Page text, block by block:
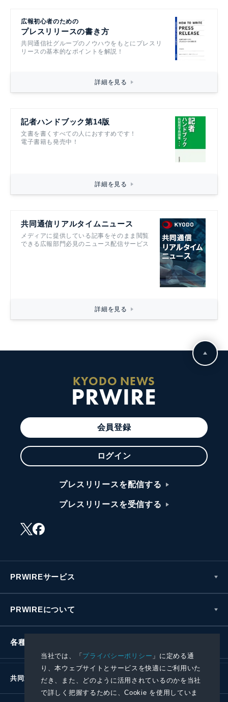
当社では、「プライバシーポリシー 」に定める通
り、本ウェブサイトとサービスを快適にご利用いた
だき、また、どのように活用されているのかを当社
で詳しく把握するために、Cookie を使用していま
広報初心者のための
プレスリリースの書き方
共同通信社グループのノウハウをもとにプレスリ
リースの基本的なポイントを解説！
詳細を見る
記者ハンドブック第14版
文書を書くすべての人におすすめです！
電子書籍も発売中！
詳細を見る
共同通信リアルタイムニュース
メディアに提供している記事をそのまま閲覧
できる広報部門必見のニュース配信サービス
詳細を見る
KYODO NEWS
PRWIRE
会員登録
ログイン
プレスリリースを配信する
プレスリリースを受信する
PRWIREサービス
PRWIREについて
各種お問い合わせ
共同通信社グループ